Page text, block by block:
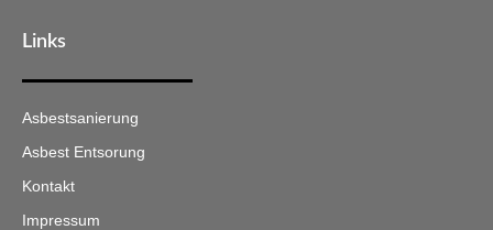
Links
Asbestsanierung
Asbest Entsorung
Kontakt
Impressum